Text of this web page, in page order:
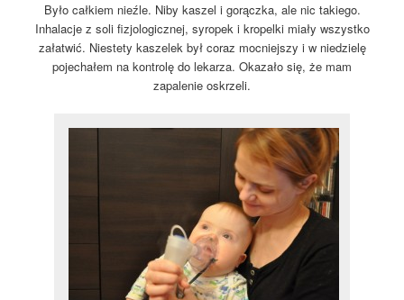
Było całkiem nieźle. Niby kaszel i gorączka, ale nic takiego.
Inhalacje z soli fizjologicznej, syropek i kropelki miały wszystko
załatwić. Niestety kaszelek był coraz mocniejszy i w niedzielę
pojechałem na kontrolę do lekarza. Okazało się, że mam
zapalenie oskrzeli.